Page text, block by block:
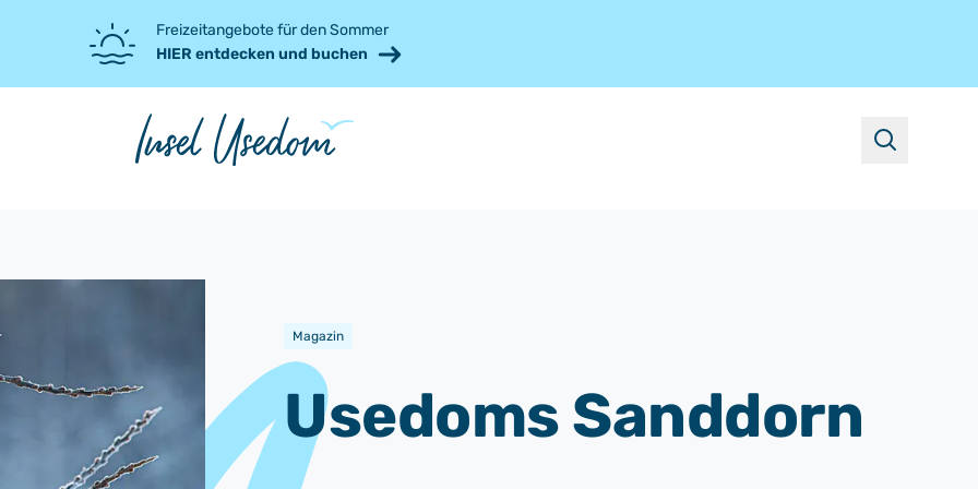
Freizeitangebote für den Sommer
HIER entdecken und buchen
suchen
Usedoms Sanddorn
Magazin